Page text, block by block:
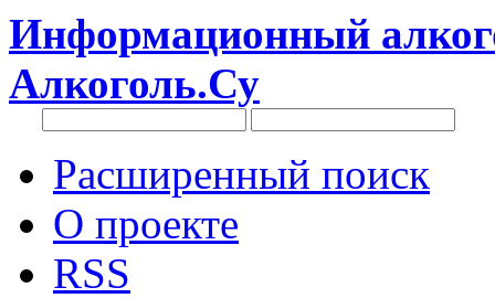
Информационный
Алкоголь.Су
Расширенный поиск
О проекте
RSS